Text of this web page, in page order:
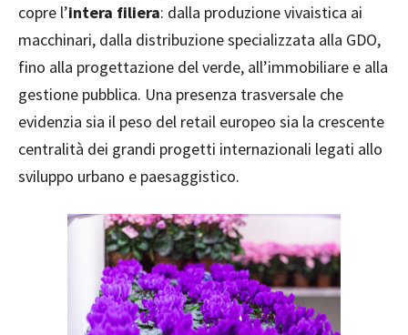
copre l’intera filiera: dalla produzione vivaistica ai
macchinari, dalla distribuzione specializzata alla GDO,
fino alla progettazione del verde, all’immobiliare e alla
gestione pubblica. Una presenza trasversale che
evidenzia sia il peso del retail europeo sia la crescente
centralità dei grandi progetti internazionali legati allo
sviluppo urbano e paesaggistico.